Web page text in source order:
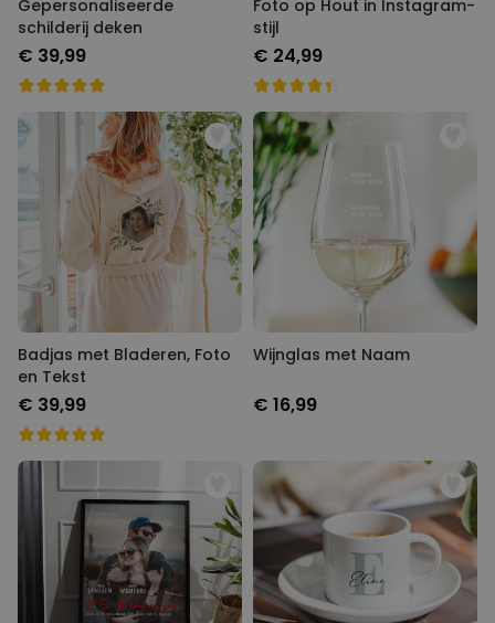
Gepersonaliseerde
schilderij deken
€ 39,99
Foto op Hout in Instagram-
stijl
€ 24,99
Badjas met Bladeren, Foto
en Tekst
€ 39,99
Wijnglas met Naam
€ 16,99